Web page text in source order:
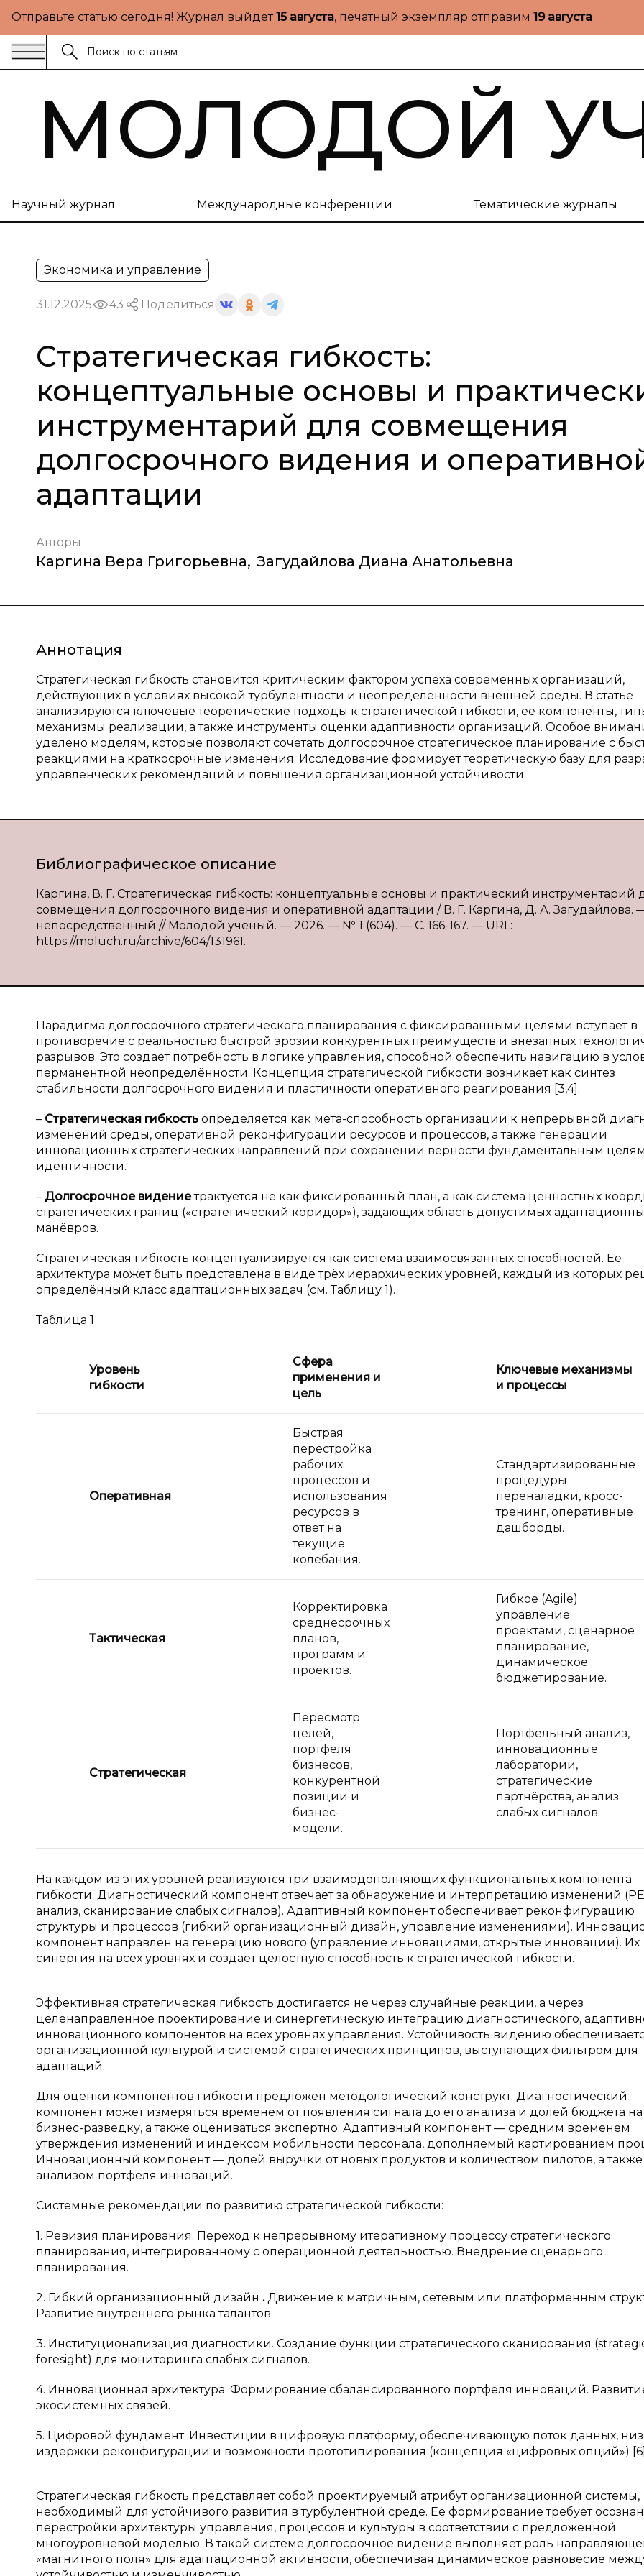
Отправьте статью сегодня! Журнал выйдет15 августа, печатный экземпляр отправим 19 августа
МОЛОДОЙ
Научный журнал Международные конференции Тематические журналы
Экономика и управление
31.12.2025 43 Поделиться
Стратегическая гибкость:
концептуальные основы и
инструментарий для совмещения
долгосрочного видения и
адаптации
Авторы
Каргина Вера Григорьевна, Загудайлова Диана Анатольевна
Аннотация
Стратегическая гибкость становится критическим фактором успеха современных организаций,
действующих в условиях высокой турбулентности и неопределенности внешней среды. В статье
анализируются ключевые теоретические подходы к стратегической гибкости, её компоненты,
механизмы реализации, а также инструменты оценки адаптивности организаций. Особое
уделено моделям, которые позволяют сочетать долгосрочное стратегическое планирование с
реакциями на краткосрочные изменения. Исследование формирует теоретическую базу для
управленческих рекомендаций и повышения организационной устойчивости.
Библиографическое описание
Каргина, В. Г. Стратегическая гибкость: концептуальные основы и практический инструментарий
совмещения долгосрочного видения и оперативной адаптации / В. Г. Каргина, Д. А. Загудайлова. —
непосредственный // Молодой ученый. — 2026. — № 1 (604). — С. 166-167. — URL:
https://moluch.ru/archive/604/131961.
Парадигма долгосрочного стратегического планирования с фиксированными целями вступает в
противоречие с реальностью быстрой эрозии конкурентных преимуществ и внезапных
разрывов. Это создаёт потребность в логике управления, способной обеспечить навигацию в
перманентной неопределённости. Концепция стратегической гибкости возникает как синтез
стабильности долгосрочного видения и пластичности оперативного реагирования [3,4].
– Стратегическая гибкость определяется как мета-способность организации к непрерывной
изменений среды, оперативной реконфигурации ресурсов и процессов, а также генерации
инновационных стратегических направлений при сохранении верности фундаментальным
идентичности.
– Долгосрочное видениетрактуется не как фиксированный план, а как система ценностных
стратегических границ («стратегический коридор»), задающих область допустимых
манёвров.
Стратегическая гибкость концептуализируется как система взаимосвязанных способностей. Её
архитектура может быть представлена в виде трёх иерархических уровней, каждый из которых
определённый класс адаптационных задач (см. Таблицу 1).
Таблица 1
Уровень
гибкости
Сфера
применения и
цель
Ключевые механизмы
и процессы
Оперативная
Быстрая
перестройка
рабочих
процессов и
использования
ресурсов в
ответ на
текущие
колебания.
Стандартизированные
процедуры
переналадки, кросс-
тренинг, оперативные
дашборды.
Тактическая
Корректировка
среднесрочных
планов,
программ и
проектов.
Гибкое (Agile)
управление
проектами, сценарное
планирование,
динамическое
бюджетирование.
Стратегическая
Пересмотр
целей,
портфеля
бизнесов,
конкурентной
позиции и
бизнес-
модели.
Портфельный анализ,
инновационные
лаборатории,
стратегические
партнёрства, анализ
слабых сигналов.
На каждом из этих уровней реализуются три взаимодополняющих функциональных компонента
гибкости. Диагностический компонент отвечает за обнаружение и интерпретацию изменений
анализ, сканирование слабых сигналов). Адаптивный компонент обеспечивает реконфигурацию
структуры и процессов (гибкий организационный дизайн, управление изменениями).
компонент направлен на генерацию нового (управление инновациями, открытые инновации). Их
синергия на всех уровнях и создаёт целостную способность к стратегической гибкости.
Эффективная стратегическая гибкость достигается не через случайные реакции, а через
целенаправленное проектирование и синергетическую интеграцию диагностического,
инновационного компонентов на всех уровнях управления. Устойчивость видению
организационной культурой и системой стратегических принципов, выступающих фильтром для
адаптаций.
Для оценки компонентов гибкости предложен методологический конструкт. Диагностический
компонент может измеряться временем от появления сигнала до его анализа и долей бюджета на
бизнес-разведку, а также оцениваться экспертно. Адаптивный компонент — средним временем
утверждения изменений и индексом мобильности персонала, дополняемый картированием
Инновационный компонент — долей выручки от новых продуктов и количеством пилотов, а также
анализом портфеля инноваций.
Системные рекомендации по развитию стратегической гибкости:
1. Ревизия планирования. Переход к непрерывному итеративному процессу стратегического
планирования, интегрированному с операционной деятельностью. Внедрение сценарного
планирования.
2. Гибкий организационный дизайн .Движение к матричным, сетевым или платформенным
Развитие внутреннего рынка талантов.
3. Институционализация диагностики. Создание функции стратегического сканирования
foresight) для мониторинга слабых сигналов.
4. Инновационная архитектура. Формирование сбалансированного портфеля инноваций.
экосистемных связей.
5. Цифровой фундамент. Инвестиции в цифровую платформу, обеспечивающую поток данных,
издержки реконфигурации и возможности прототипирования (концепция «цифровых опций»)
Стратегическая гибкость представляет собой проектируемый атрибут организационной системы,
необходимый для устойчивого развития в турбулентной среде. Её формирование требует
перестройки архитектуры управления, процессов и культуры в соответствии с предложенной
многоуровневой моделью. В такой системе долгосрочное видение выполняет роль
«магнитного поля» для адаптационной активности, обеспечивая динамическое равновесие